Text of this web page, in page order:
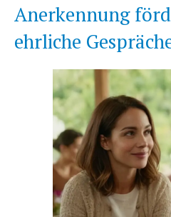
Anerkennung
ehrliche